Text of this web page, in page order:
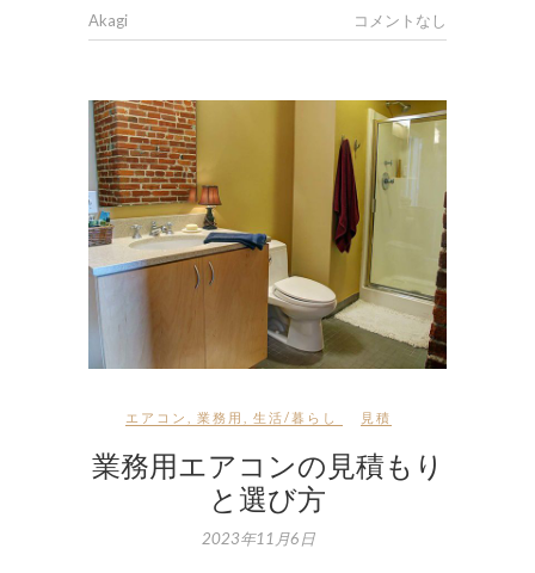
Akagi コメントなし
エアコン 業務用 生活/暮らし 見積
業務用エアコンの見積もり
と選び方
2023年11月6日